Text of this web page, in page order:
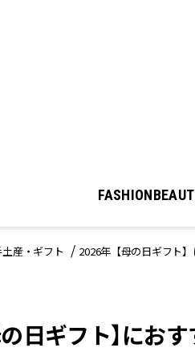
FASHION
産・ギフト 2026年【母の日ギフト
日ギフト】にお